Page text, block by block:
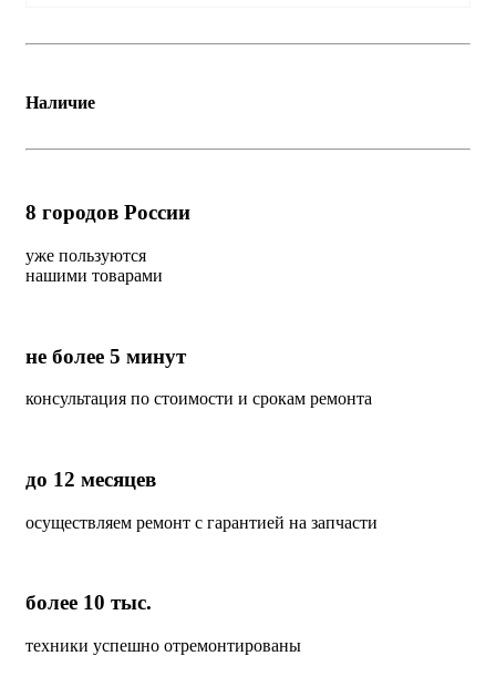
Наличие
8 городов России
уже пользуются
нашими товарами
не более 5 минут
консультация по стоимости и срокам ремонта
до 12 месяцев
осуществляем ремонт с гарантией на запчасти
более 10 тыс.
техники успешно отремонтированы